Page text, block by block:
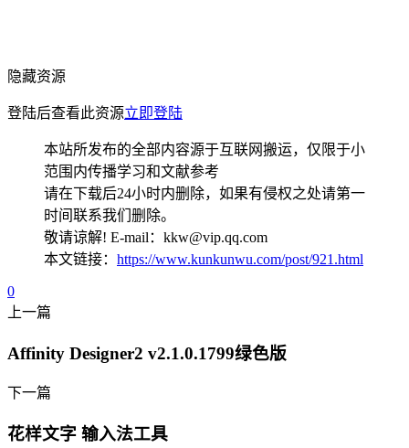
隐藏资源
登陆后查看此资源立即登陆
本站所发布的全部内容源于互联网搬运，仅限于小
范围内传播学习和文献参考
请在下载后24小时内删除，如果有侵权之处请第一
时间联系我们删除。
敬请谅解! E-mail：kkw@vip.qq.com
本文链接： https://www.kunkunwu.com/post/921.html
0
上一篇
Affinity Designer2 v2.1.0.1799绿色版
下一篇
花样文字 输入法工具